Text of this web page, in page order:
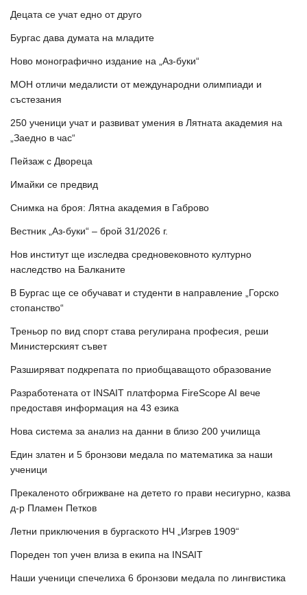
Децата се учат едно от друго
Бургас дава думата на младите
Ново монографично издание на „Аз-буки“
МОН отличи медалисти от международни олимпиади и
състезания
250 ученици учат и развиват умения в Лятната академия на
„Заедно в час“
Пейзаж с Двореца
Имайки се предвид
Снимка на броя: Лятна академия в Габрово
Вестник „Аз-буки“ – брой 31/2026 г.
Нов институт ще изследва средновековното културно
наследство на Балканите
В Бургас ще се обучават и студенти в направление „Горско
стопанство“
Треньор по вид спорт става регулирана професия, реши
Министерският съвет
Разширяват подкрепата по приобщаващото образование
Разработената от INSAIT платформа FireScope AI вече
предоставя информация на 43 езика
Нова система за анализ на данни в близо 200 училища
Един златен и 5 бронзови медала по математика за наши
ученици
Прекаленото обгрижване на детето го прави несигурно, казва
д-р Пламен Петков
Летни приключения в бургаското НЧ „Изгрев 1909“
Пореден топ учен влиза в екипа на INSAIT
Наши ученици спечелиха 6 бронзови медала по лингвистика